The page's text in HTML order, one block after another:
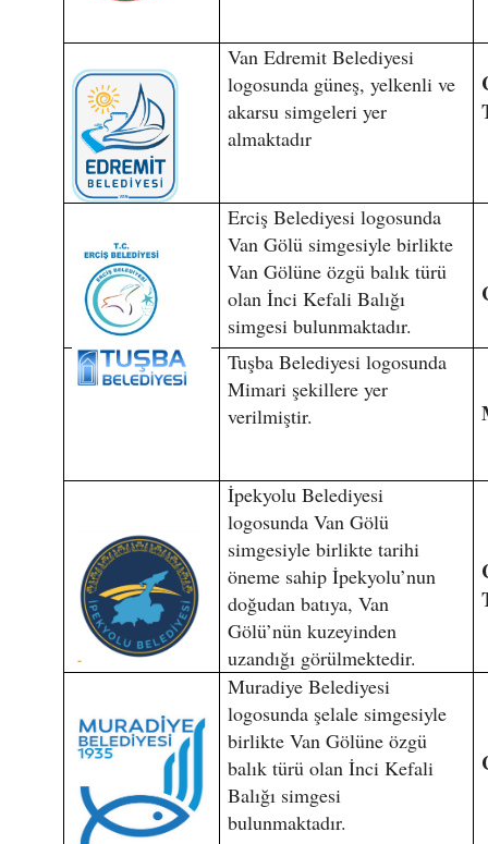
Van Edremit Belediyesi
logosunda güneş, yelkenli ve
akarsu simgeleri yer
almaktadır
Erciş Belediyesi logosunda
Van Gölü simgesiyle birlikte
Van Gölüne özgü balık türü
olan İnci Kefali Balığı
simgesi bulunmaktadır.
Tuşba Belediyesi logosunda
Mimari şekillere yer
verilmiştir.
İpekyolu Belediyesi
logosunda Van Gölü
simgesiyle birlikte tarihi
öneme sahip İpekyolu’nun
doğudan batıya, Van
Gölü’nün kuzeyinden
uzandığı görülmektedir.
Muradiye Belediyesi
logosunda şelale simgesiyle
birlikte Van Gölüne özgü
balık türü olan İnci Kefali
Balığı simgesi
bulunmaktadır.